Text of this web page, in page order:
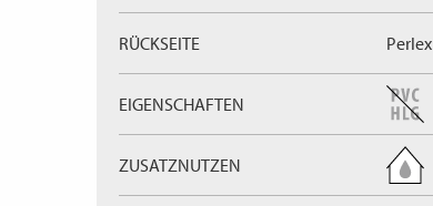
RÜCKSEITE Perlex
EIGENSCHAFTEN
ZUSATZNUTZEN